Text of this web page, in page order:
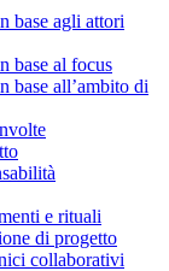
base agli attori
base al focus
base all’ambito di
e rituali
di progetto
collaborativi